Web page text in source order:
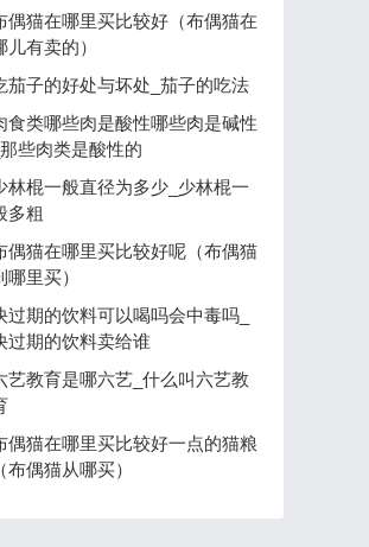
偶猫在哪里买比较好（布偶猫在
儿有卖的）
茄子的好处与坏处_茄子的吃法
食类哪些肉是酸性哪些肉是碱性
_那些肉类是酸性的
林棍一般直径为多少_少林棍一
多粗
偶猫在哪里买比较好呢（布偶猫
哪里买）
过期的饮料可以喝吗会中毒吗_
过期的饮料卖给谁
艺教育是哪六艺_什么叫六艺教
偶猫在哪里买比较好一点的猫粮
（布偶猫从哪买）